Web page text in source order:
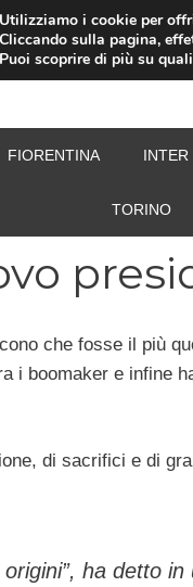
FIORENTINA INTER
TORINO
che fosse il più
i boomaker e infine
di sacrifici e di
ha detto
Utilizziamo i cookie per
Cliccando sulla pagina,
Puoi scoprire di più su